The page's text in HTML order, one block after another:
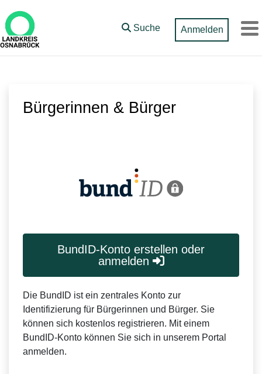
Zum Hauptinhalt springen
Suche Anmelden
Bürgerinnen & Bürger
BundID-Konto erstellen oder
anmelden
Die BundID ist ein zentrales Konto zur
Identifizierung für Bürgerinnen und Bürger. Sie
können sich kostenlos registrieren. Mit einem
BundID-Konto können Sie sich in unserem Portal
anmelden.